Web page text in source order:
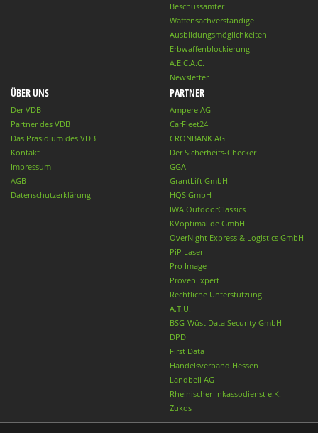
Beschussämter
Waffensachverständige
Ausbildungsmöglichkeiten
Erbwaffenblockierung
A.E.C.A.C.
Newsletter
ÜBER UNS
Der VDB
Partner des VDB
Das Präsidium des VDB
Kontakt
Impressum
AGB
Datenschutzerklärung
PARTNER
Ampere AG
CarFleet24
CRONBANK AG
Der Sicherheits-Checker
GGA
GrantLift GmbH
HQS GmbH
IWA OutdoorClassics
KVoptimal.de GmbH
OverNight Express & Logistics GmbH
PiP Laser
Pro Image
ProvenExpert
Rechtliche Unterstützung
A.T.U.
BSG-Wüst Data Security GmbH
DPD
First Data
Handelsverband Hessen
Landbell AG
Rheinischer-Inkassodienst e.K.
Zukos